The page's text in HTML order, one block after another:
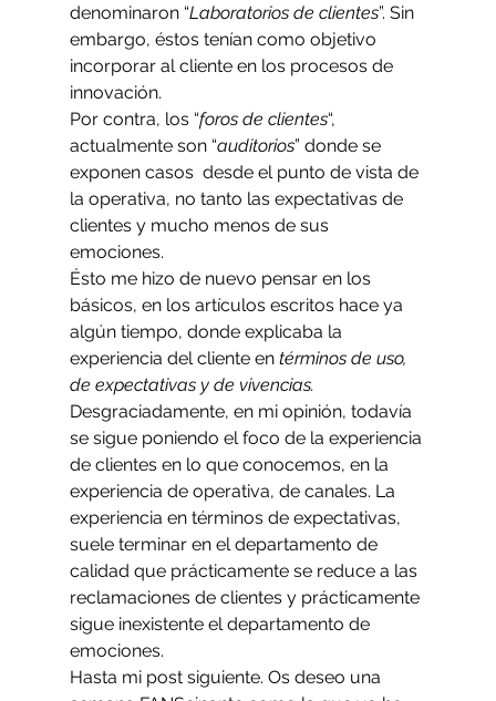
denominaron “Laboratorios de clientes”. Sin
embargo, éstos tenían como objetivo
incorporar al cliente en los procesos de
innovación.
Por contra, los “foros de clientes“,
actualmente son “auditorios” donde se
exponen casos  desde el punto de vista de
la operativa, no tanto las expectativas de
clientes y mucho menos de sus
emociones.
Ésto me hizo de nuevo pensar en los
básicos, en los artículos escritos hace ya
algún tiempo, donde explicaba la
experiencia del cliente en términos de uso,
de expectativas y de vivencias.
Desgraciadamente, en mi opinión, todavía
se sigue poniendo el foco de la experiencia
de clientes en lo que conocemos, en la
experiencia de operativa, de canales. La
experiencia en términos de expectativas,
suele terminar en el departamento de
calidad que prácticamente se reduce a las
reclamaciones de clientes y prácticamente
sigue inexistente el departamento de
emociones.
Hasta mi post siguiente. Os deseo una